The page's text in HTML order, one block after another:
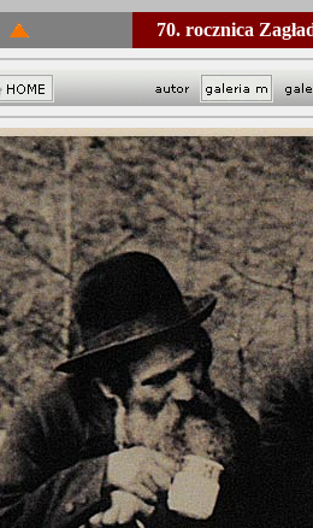
70. rocznica